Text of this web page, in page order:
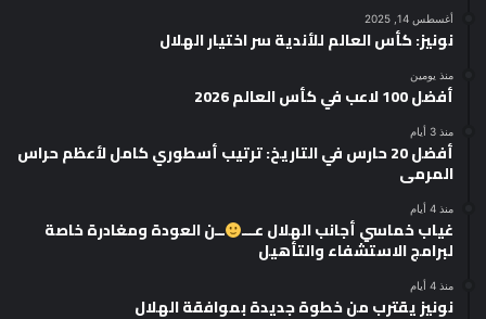
أغسطس 14, 2025
نونيز: كأس العالم للأندية سر اختيار الهلال
منذ يومين
أفضل 100 لاعب في كأس العالم 2026
منذ 3 أيام
أفضل 20 حارس في التاريخ: ترتيب أسطوري كامل لأعظم حراس
المرمى
منذ 4 أيام
غياب خماسي أجانب الهلال عـــ ــن العودة ومغادرة خاصة
لبرامج الاستشفاء والتأهيل
منذ 4 أيام
نونيز يقترب من خطوة جديدة بموافقة الهلال